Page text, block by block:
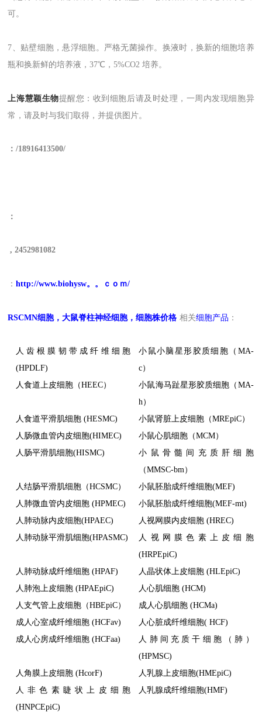
可。
7、贴壁细胞，悬浮细胞。严格无菌操作。换液时 ， 换新的细胞培养
瓶和换新鲜的培养液，37℃，5%CO2 培养。
上海慧颖生物提醒您 ：收到细胞后请及时处理，一周内发现细胞异
常，请及时与我们取得，并提供图片。
：/18916413500/
：
,2452981082
：http://www.biohysw。。ｃｏｍ/
RSCMN细胞，大鼠脊柱神经细胞，细胞株价格 相关细胞产品 ：
人齿根膜韧带成纤维细胞
(HPDLF)
小鼠小脑星形胶质细胞（MA-
c）
人食道上皮细胞（HEEC）
小鼠海马趾星形胶质细胞（MA-
h）
人食道平滑肌细胞 (HESMC)
小鼠肾脏上皮细胞（MREpiC）
人肠微血管内皮细胞(HIMEC)
小鼠心肌细胞（MCM）
人肠平滑肌细胞(HISMC)
小鼠骨髓间充质肝细胞
（MMSC-bm）
人结肠平滑肌细胞（HCSMC）
小鼠胚胎成纤维细胞(MEF)
人肺微血管内皮细胞 (HPMEC)
小鼠胚胎成纤维细胞(MEF-mt)
人肺动脉内皮细胞(HPAEC)
人视网膜内皮细胞 (HREC)
人肺动脉平滑肌细胞(HPASMC)
人视网膜色素上皮细胞
(HRPEpiC)
人肺动脉成纤维细胞 (HPAF)
人晶状体上皮细胞 (HLEpiC)
人肺泡上皮细胞 (HPAEpiC)
人心肌细胞 (HCM)
人支气管上皮细胞（HBEpiC）
成人心肌细胞 (HCMa)
成人心室成纤维细胞 (HCFav)
人心脏成纤维细胞( HCF)
成人心房成纤维细胞 (HCFaa)
人肺间充质干细胞（肺）
(HPMSC)
人角膜上皮细胞 (HcorF)
人乳腺上皮细胞(HMEpiC)
人非色素睫状上皮细胞
(HNPCEpiC)
人乳腺成纤维细胞(HMF)